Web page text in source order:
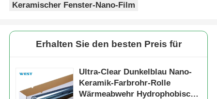
Keramischer Fenster-Nano-Film
Erhalten Sie den besten Preis für
Ultra-Clear Dunkelblau Nano-
Keramik-Farbrohr-Rolle
Wärmeabwehr Hydrophobische